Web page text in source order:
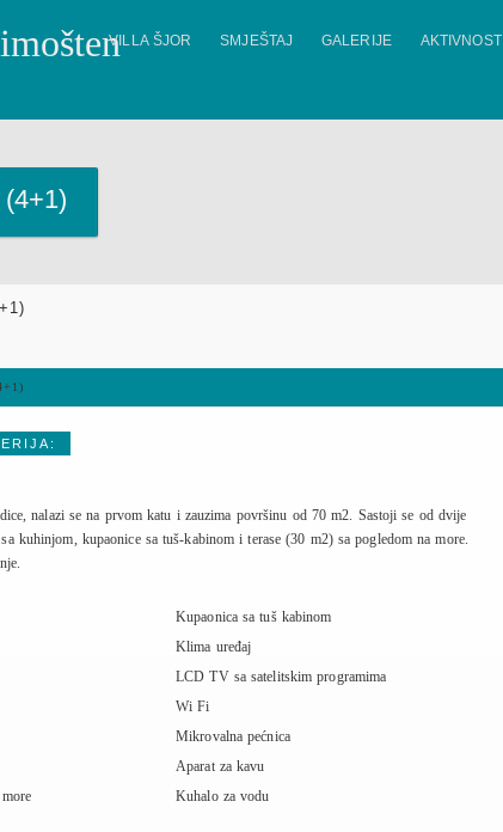
VILLA ŠJOR SMJEŠTAJ GALERIJE AKTIVNOSTI
nalazi se na prvom katu i zauzima površinu od 70 m2. Sastoji se od dvije
kuhinjom, kupaonice sa tuš-kabinom i terase (30 m2) sa pogledom na more.
Kupaonica sa tuš kabinom
Klima uređaj
LCD TV sa satelitskim programima
Wi Fi
Mikrovalna pećnica
Aparat za kavu
Kuhalo za vodu